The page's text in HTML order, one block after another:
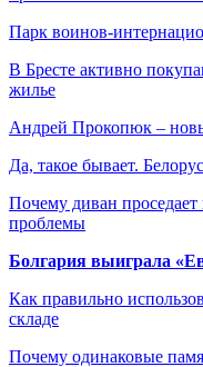
Парк воинов-
В Бресте активно
жилье
Андрей Прокопюк –
Да, такое бывает.
Почему диван проседает
проблемы
Болгария выиграла
Как правильно
складе
Почему одинаковые